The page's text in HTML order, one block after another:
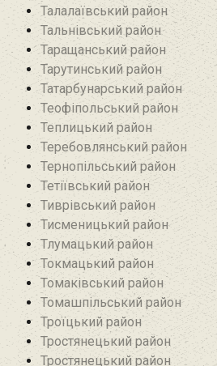
Талалаївський район
Тальнівський район
Таращанський район
Тарутинський район
Татарбунарський район
Теофіпольський район‎
Теплицький район
Теребовлянський район
Тернопільський район
Тетіївський район
Тиврівський район
Тисменицький район
Тлумацький район
Токмацький район
Томаківський район
Томашпільський район
Троїцький район‎
Тростянецький район
Тростянецький район